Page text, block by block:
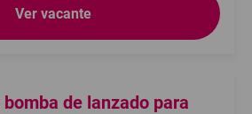
Ver vacante
de lanzado para